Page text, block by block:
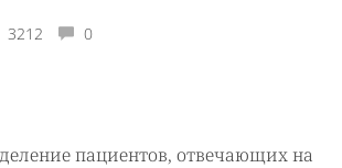
3212 0
пациентов, отвечающих на